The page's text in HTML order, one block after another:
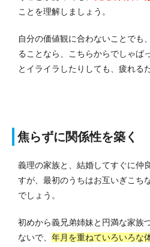
ことを理解しましょう。
自分の価値観に合わないことでも
ることなら、こちらからでしゃば
とイライラしたりしても、疲れる
焦らずに関係性を築く
義理の家族と、結婚してすぐに仲
すが、最初のうちはお互いぎこち
でしょう。
初めから義兄弟姉妹と円満な家族
ないで、 年月を重ねていろいろな